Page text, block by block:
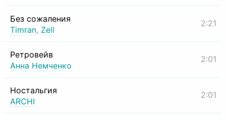
Без сожаления
Timran, Zell
2:21
Ретровейв
Анна Немченко
2:01
Ностальгия
ARCHI
2:01